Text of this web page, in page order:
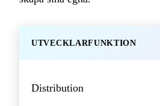
UTVECKLARFUNKTION
Distribution